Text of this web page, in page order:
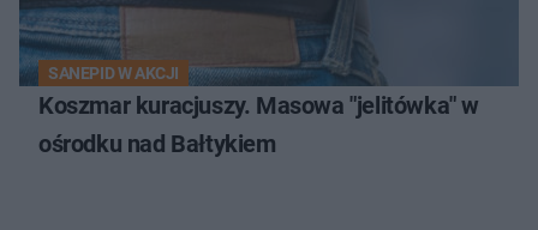
SANEPID W AKCJI
Koszmar kuracjuszy. Masowa "jelitówka" w
ośrodku nad Bałtykiem